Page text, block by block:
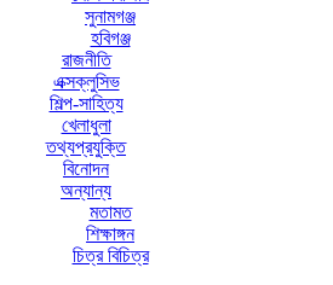
সুনামগঞ্জ
হবিগঞ্জ
রাজনীতি
এক্সক্লুসিভ
শিল্প-সাহিত্য
খেলাধুলা
তথ্যপ্রযুক্তি
বিনোদন
অন্যান্য
মতামত
শিক্ষাঙ্গন
চিত্র বিচিত্র